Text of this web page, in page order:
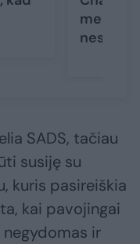
medikai
SADS, tačiau
susiję su
kuris pasireiškia
kai pavojingai
ir